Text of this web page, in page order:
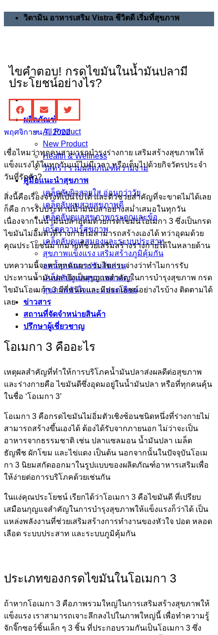
วิตามิน อาหารเสริม Vistra ชีวิตดี เริ่มที่สุขภาพ
ผลิตภัณฑ์
All Product
New Product
Health & Wellness
วิสทร้า รวมผลิตภัณฑ์ความงาม
คู่มือแนะนำสุขภาพ
เคล็ดลับผิวสวยใส อ่อนกว่าวัย
เคล็ดลับผมสวยสุขภาพดี
เคล็ดลับดูแลสุขภาพกระดูกและข้อ
เกร็ดความรู้สุขภาพ
เคล็ดลับดูแลสมองและระบบประสาท
สุขภาพแข็งแรง เสริมสร้างภูมิคุ้มกัน
ลดน้ำหนักกระชับสัดส่วน
เคล็ดลับดูแลสุขภาพดวงตา
สุขภาพหัวใจและหลอดเลือด
ข่าวสาร
สถานที่จัดจำหน่ายสินค้า
ปรึกษาผู้เชี่ยวชาญ
ไขคำตอบ! กรดไขมันในน้ำมันปลามี
ประโยชน์อย่างไร?
พฤศจิกายน 7, 2022
เชื่อไหมว่าทุกคนสามารถบำรุงร่างกาย เสริมสร้างสุขภาพให้
แข็งแรงได้ในทุกวันแม้ไม่มีเวลา หรือเต็มไปด้วยกิจวัตรประจำ
วันที่รัดตัว?
สิ่งนี้คือเรื่องจริงที่เป็นไปได้ และตัวช่วยสำคัญที่จะขาดไม่ได้เลย
ก็คือ การรับประทานน้ำมันปลาอย่างสม่ำเสมอในทุกวัน
เนื่องจากในน้ำมันปลาอุดมด้วยกรดไขมันโอเมกา 3 ซึ่งเป็นกรด
ไขมันไม่อิ่มตัวที่ร่างกายไม่สามารถสร้างเองได้ ทว่าอุดมด้วย
คุณประโยชน์มากมายที่ช่วยเสริมสร้างร่างกายได้ในหลายด้าน
บทความนี้จะพาทุกคนมาร่วมไขกระจ่างว่าทำไมการรับ
ประทานน้ำมันปลาจึงเป็นกุญแจสำคัญในการบำรุงสุขภาพ กรด
ไขมันโอเมก้า 3 มีกี่ชนิด และมีประโยชน์อย่างไรบ้าง ติดตามได้
เลย
โอเมกา 3 คืออะไร
เหตุผลสำคัญที่ทำให้การบริโภคน้ำมันปลาส่งผลดีต่อสุขภาพ
และร่างกายคือไขมันดีซึ่งอุดมอยู่ในน้ำมันปลา หรือที่ทุกคนคุ้น
ในชื่อ ‘โอเมกา 3’
โอเมกา 3 คือกรดไขมันไม่อิ่มตัวเชิงซ้อนชนิดหนึ่งที่ร่างกายไม่
สามารถสร้างขึ้นเองได้ ต้องได้รับจากภายนอก ไม่ว่าจะเป็น
อาหารจากธรรมชาติ เช่น ปลาแซลมอน น้ำมันปลา เมล็ด
ธัญพืช ผักโขม และไข่แดง เป็นต้น นอกจากนั้นในปัจจุบันโอเม
กา 3 นิยมสกัดออกมาในรูปแบบของผลิตภัณฑ์อาหารเสริมเพื่อ
ให้ง่ายต่อการบริโภคด้วยเช่นกัน
ในแง่คุณประโยชน์ เรียกได้ว่าโอเมกา 3 คือไขมันดี ที่เปรียบ
เสมือนกุญแจสำคัญในการบำรุงสุขภาพให้แข็งแรงก็ว่าได้ เป็น
แหล่งพลังงานที่ช่วยเสริมสร้างการทำงานของหัวใจ ปอด หลอด
เลือด ระบบประสาท และระบบภูมิคุ้มกัน
ประเภทของกรดไขมันในโอเมกา 3
ถ้าหากโอเมกา 3 คือภาพรวมใหญ่ในการเสริมสร้างสุขภาพให้
แข็งแรง เราสามารถเจาะลึกลงไปในภาพใหญ่นี้ เพื่อทำความรู้
จักจิ๊กซอว์ชิ้นเล็ก ๆ 3 ชิ้น ที่ประกอบรวมกันเป็นโอเมกา 3 ซึ่ง